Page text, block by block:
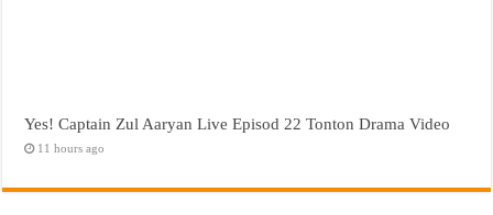
Yes! Captain Zul Aaryan Live Episod 22 Tonton Drama Video
11 hours ago